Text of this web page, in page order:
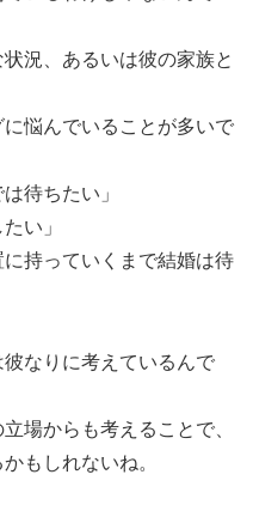
況、あるいは彼の家族と
悩んでいることが多いで
待ちたい」
い」
に持っていくまで結婚は待
なりに考えているんで
場からも考えることで、
もしれないね。